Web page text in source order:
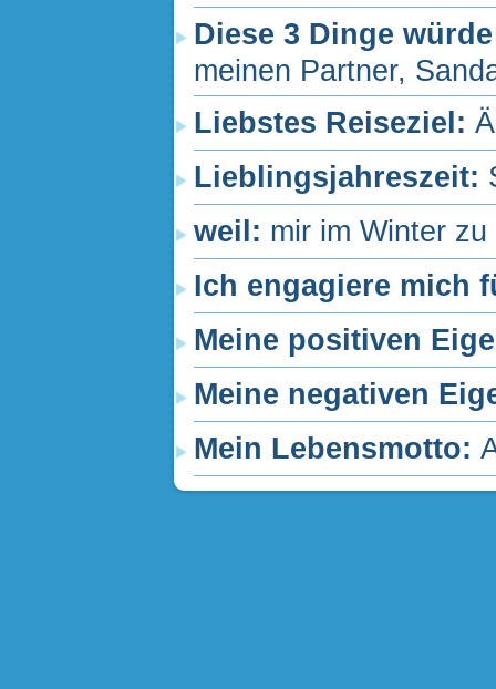
Diese 3 Dinge
meinen Partner,
Liebstes Reiseziel:
Lieblingsjahreszeit:
weil: mir im Winter
Ich engagiere mich
Meine positiven
Meine negativen
Mein Lebensmotto: